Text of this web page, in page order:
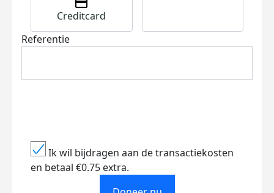
Creditcard
Referentie
Ik wil bijdragen aan de transactiekosten
en betaal €0.75 extra.